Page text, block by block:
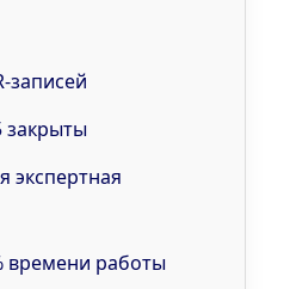
записей
закрыты
экспертная
времени работы